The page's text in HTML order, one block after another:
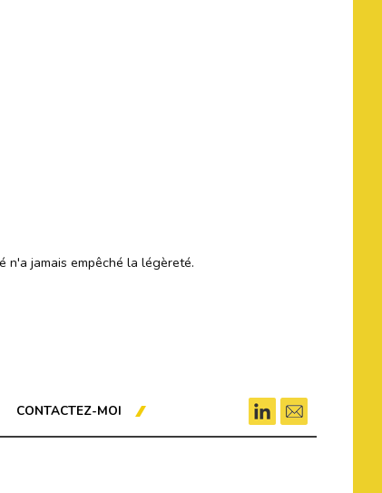
n'a jamais empêché la légèreté.
CONTACTEZ-MOI